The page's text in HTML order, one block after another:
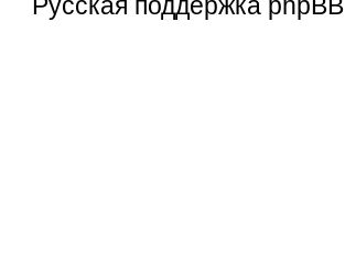
Русская поддержка phpBB